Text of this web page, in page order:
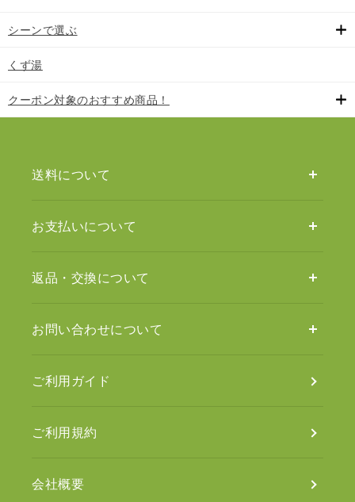
シーンで選ぶ
くず湯
クーポン対象のおすすめ商品！
送料について
お支払いについて
返品・交換について
お問い合わせについて
ご利用ガイド
ご利用規約
会社概要